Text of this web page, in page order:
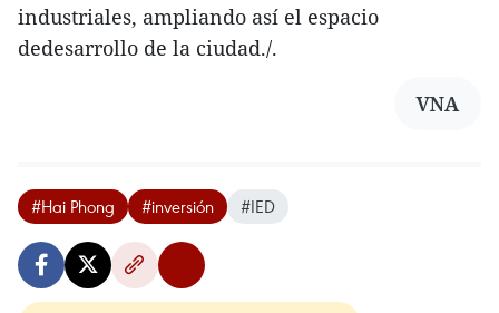
industriales, ampliando así el espacio
dedesarrollo de la ciudad./.
VNA
#Hai Phong #inversión #IED